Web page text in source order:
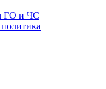
ГО и ЧС